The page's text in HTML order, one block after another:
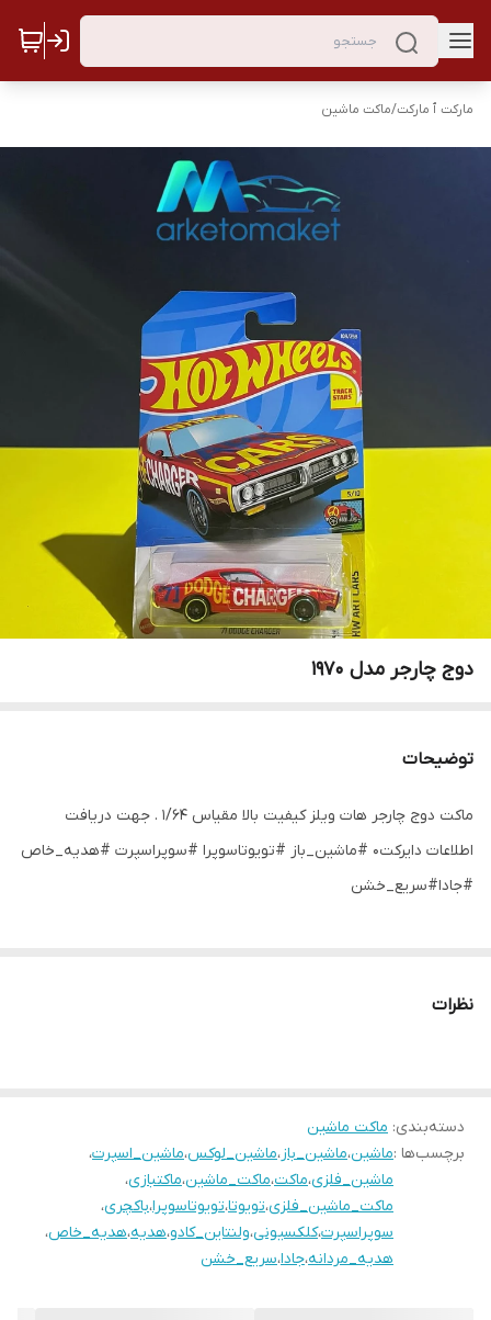
مارکت ٱ مارکت/ماکت ماشین
دوج چارجر مدل ۱۹۷۰
توضیحات
ماکت دوج چارجر هات ویلز کیفیت بالا مقیاس ۱/۶۴ . جهت دریافت
اطلاعات دایرکت۰ #ماشین_باز #تویوتاسوپرا #سوپراسپرت #هدیه_خاص
#جادا#سریع_خشن
نظرات
دسته‌بندی: ماکت ماشین
برچسب‌ها :ماشین،ماشین_باز،ماشین_لوکس،ماشین_اسپرت،
ماشین_فلزی،ماکت،ماکت_ماشین،ماکتبازی،
ماکت_ماشین_فلزی،تویوتا،تویوتاسوپرا،باکچری،
سوپراسپرت،کلکسیونی،ولنتاین_کادو،هدیه،هدیه_خاص،
هدیه_مردانه،جادا،سریع_خشن